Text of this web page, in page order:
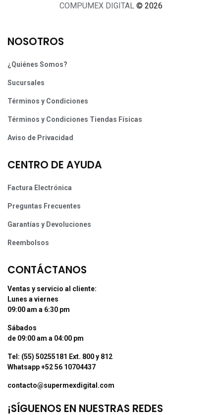
COMPUMEX DIGITAL © 2026
NOSOTROS
¿Quiénes Somos?
Sucursales
Términos y Condiciones
Términos y Condiciones Tiendas Físicas
Aviso de Privacidad
CENTRO DE AYUDA
Factura Electrónica
Preguntas Frecuentes
Garantías y Devoluciones
Reembolsos
CONTÁCTANOS
Ventas y servicio al cliente:
Lunes a viernes
09:00 am a 6:30 pm
Sábados
de 09:00 am a 04:00 pm
Tel: (55) 50255181 Ext. 800 y 812
Whatsapp +52 56 10704437
contacto@supermexdigital.com
¡SÍGUENOS EN NUESTRAS REDES